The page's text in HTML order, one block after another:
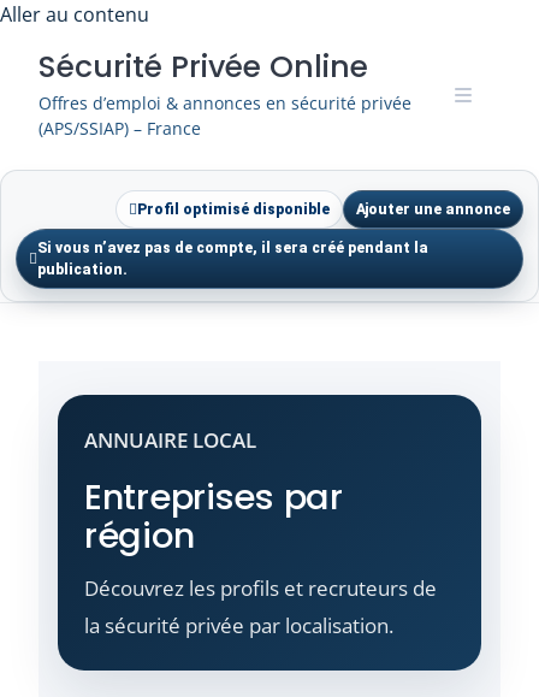
Skip
content
Aller au contenu
Sécurité Privée Online
Offres d’emploi & annonces en sécurité privée
(APS/SSIAP) – France
Profil optimisé disponible Ajouter une annonce
Si vous n’avez pas de compte, il sera créé pendant la
publication.
ANNUAIRE LOCAL
Entreprises par
région
Découvrez les profils et recruteurs de
la sécurité privée par localisation.